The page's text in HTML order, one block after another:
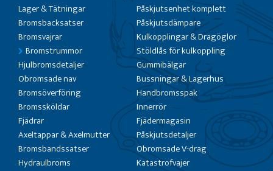
Lager & Tätningar
Bromsbacksatser
Bromsvajrar
Bromstrummor
Hjulbromsdetaljer
Obromsade nav
Bromsöverföring
Bromssköldar
Fjädrar
Axeltappar & Axelmutter
Bromsbandssatser
Hydraulbroms
Påskjutsenhet komplett
Påskjutsdämpare
Kulkopplingar & Dragöglor
Stöldlås för kulkoppling
Gummibälgar
Bussningar & Lagerhus
Handbromsspak
Innerrör
Fjädermagasin
Påskjutsdetaljer
Obromsade V-drag
Katastrofvajer